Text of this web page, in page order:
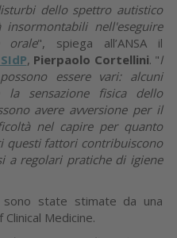
dello spettro autistico
nell'eseguire
orale", spiega all’ANSA il
, Pierpaolo Cortellini. "I
essere vari: alcuni
la sensazione fisica dello
avere avversione per il
nel capire per quanto
questi fattori contribuiscono
a regolari pratiche di igiene
sono state stimate da una
Medicine.